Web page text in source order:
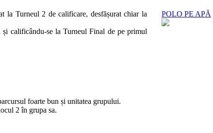
POLO PE APĂ
la Turneul 2 de calificare, desfășurat chiar la
calificându-se la Turneul Final de pe primul
foarte bun și unitatea grupului.
2 în grupa sa.